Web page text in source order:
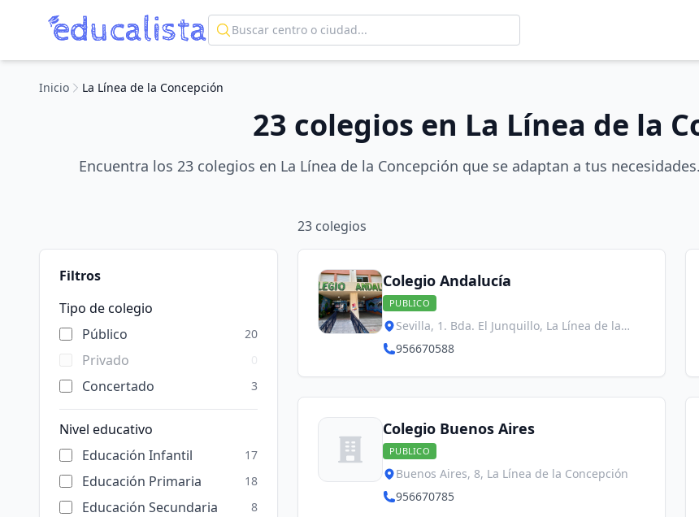
Inicio La Línea de la Concepción
23 colegios en La Línea de la
Encuentra los 23 colegios en La Línea de la Concepción que se adaptan a tus
Filtros
Tipo de colegio
Público
20
Privado
Concertado 3
Nivel educativo
Educación Infantil
17
Educación Primaria 18
Educación Secundaria 8
23 colegios
Colegio Andalucía
PUBLICO
Sevilla, 1. Bda. El Junquillo, La Línea de la
Concepción
956670588
Colegio Buenos Aires
PUBLICO
Buenos Aires, 8, La Línea de la Concepción
956670785